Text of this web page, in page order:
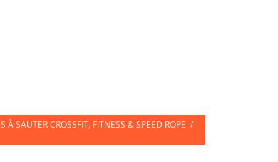
À SAUTER CROSSFIT, FITNESS & SPEED ROPE /